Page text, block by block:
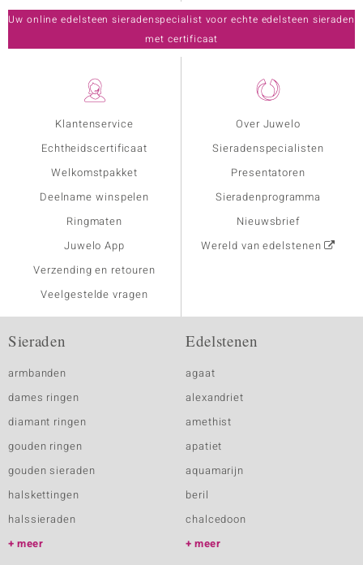
Klantenservice
Echtheidscertificaat
Welkomstpakket
Deelname winspelen
Ringmaten
Juwelo App
Verzending en retouren
Veelgestelde vragen
Over Juwelo
Sieradenspecialisten
Presentatoren
Sieradenprogramma
Nieuwsbrief
Wereld van edelstenen
Uw online edelsteen sieradenspecialist voor echte edelsteen sieraden
met certificaat
Sieraden
armbanden
dames ringen
diamant ringen
gouden ringen
gouden sieraden
halskettingen
halssieraden
meer
Edelstenen
agaat
alexandriet
amethist
apatiet
aquamarijn
beril
chalcedoon
meer